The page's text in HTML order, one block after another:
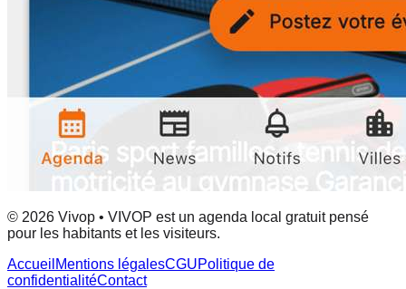
© 2026 Vivop • VIVOP est un agenda local gratuit pensé
pour les habitants et les visiteurs.
Accueil Mentions légalesCGUPolitique de
confidentialitéContact